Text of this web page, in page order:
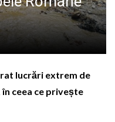
lucrări extrem de
ceea ce privește